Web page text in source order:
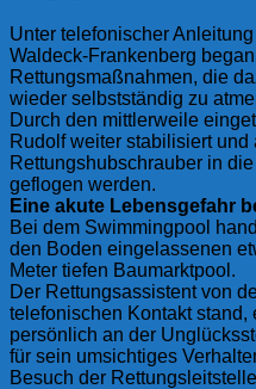
Unter telefonischer
Waldeck-Frankenberg
Rettungsmaßnahmen, die
wieder selbstständig zu
Durch den mittlerweile
Rudolf weiter stabilisiert
Rettungshubschrauber in
geflogen werden.
Eine akute Lebensgefahr
Bei dem Swimmingpool
den Boden eingelassenen
Meter tiefen Baumarktpool.
Der Rettungsassistent von
telefonischen Kontakt stand,
persönlich an der
für sein umsichtiges
Besuch der